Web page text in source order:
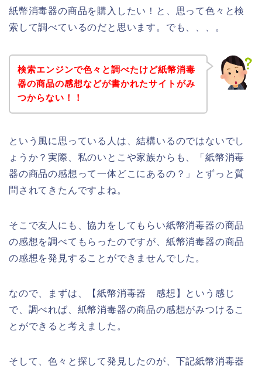
紙幣消毒器の商品を購入したい！と、思って色々と検
索して調べているのだと思います。でも、、、。
検索エンジンで色々と調べたけど紙幣消毒
器の商品の感想などが書かれたサイトがみ
つからない！！
という風に思っている人は、結構いるのではないでし
ょうか？実際、私のいとこや家族からも、「紙幣消毒
器の商品の感想って一体どこにあるの？」とずっと質
問されてきたんですよね。
そこで友人にも、協力をしてもらい紙幣消毒器の商品
の感想を調べてもらったのですが、紙幣消毒器の商品
の感想を発見することができませんでした。
なので、まずは、【紙幣消毒器 感想】という感じ
で、調べれば、紙幣消毒器の商品の感想がみつけるこ
とができると考えました。
そして、色々と探して発見したのが、下記紙幣消毒器